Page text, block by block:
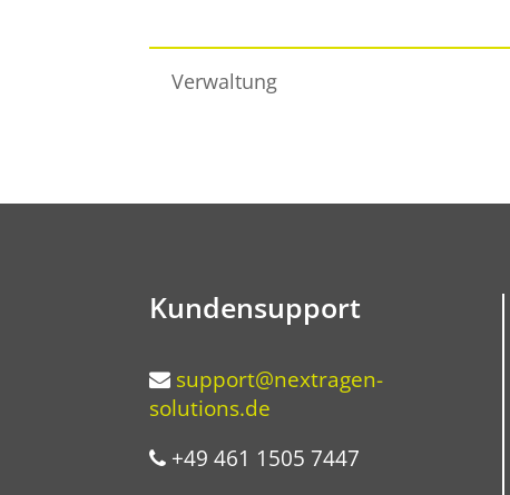
Verwaltung
Kundensupport
support@nextragen-
solutions.de
+49 461 1505 7447